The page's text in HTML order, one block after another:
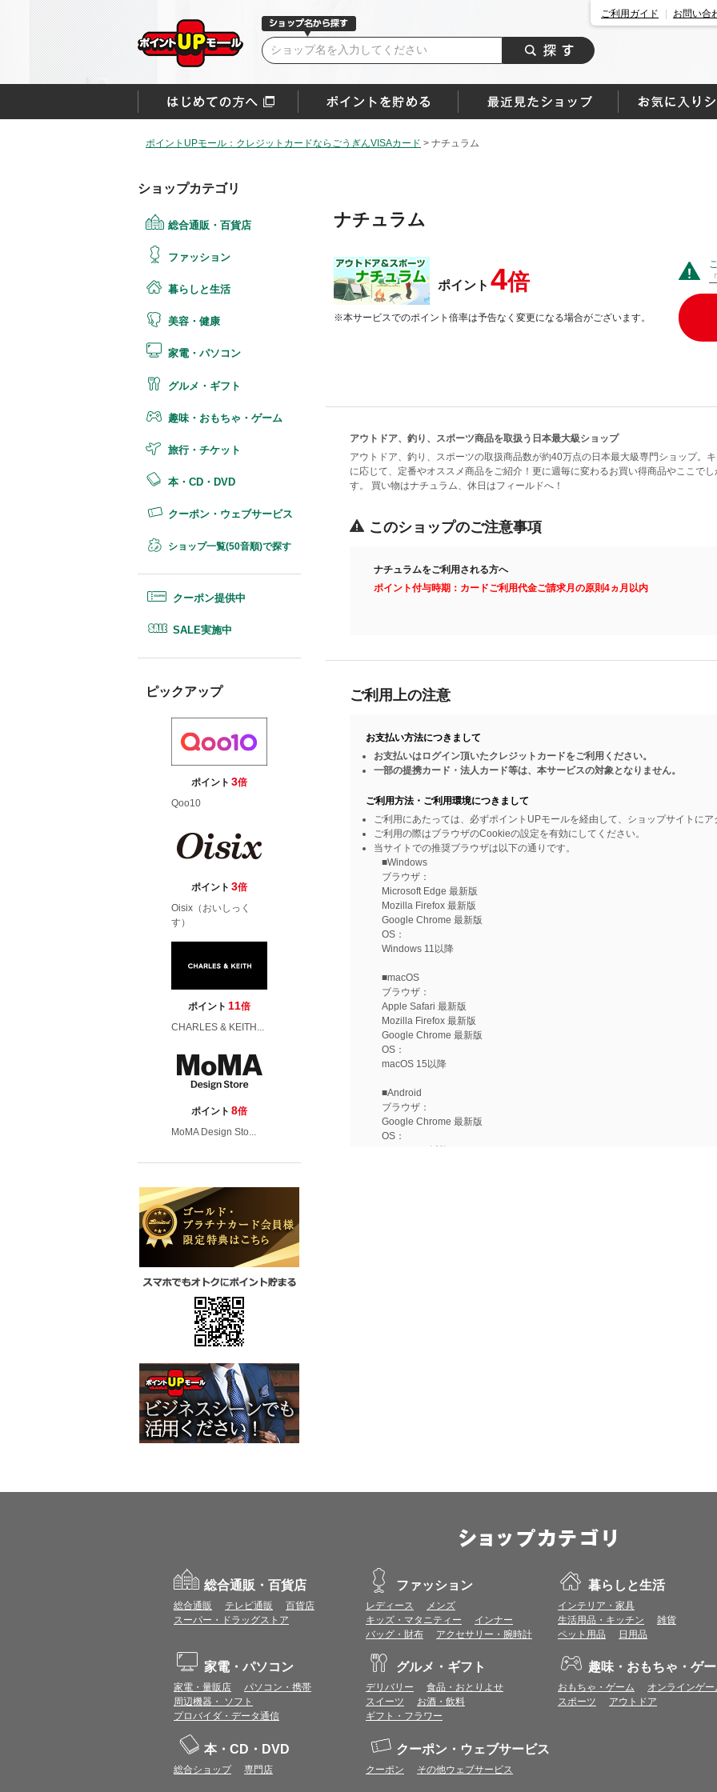
ご利用ガイド お問い合
ポイントUPモール：クレジットカードならごうぎんVISAカード > ナチュラム
ショップカテゴリ
総合通販・百貨店
ファッション
暮らしと生活
美容・健康
家電・パソコン
グルメ・ギフト
趣味・おもちゃ・ゲーム
旅行・チケット
本・CD・DVD
クーポン・ウェブサービス
ショップ一覧(50音順)で探す
クーポン提供中
SALE実施中
ピックアップ
ポイント 3倍
Qoo10
ポイント 3倍
Oisix（おいしっく
す）
ポイント 11倍
CHARLES & KEITH...
ポイント 8倍
MoMA Design Sto...
ナチュラム
ポイント 4倍
※本サービスでのポイント倍率は予告なく変更になる場合がございます。
アウトドア、釣り、スポーツ商品を取扱う日本最大級ショップ
アウトドア、釣り、スポーツの取扱商品数が約40万点の日本最大級専門ショップ。
に応じて、定番やオススメ商品をご紹介！更に週毎に変わるお買い得商品やここで
す。 買い物はナチュラム、休日はフィールドへ！
このショップのご注意事項
ナチュラムをご利用される方へ
ポイント付与時期：カードご利用代金ご請求月の原則4ヵ月以内
ご利用上の注意
お支払い方法につきまして
お支払いはログイン頂いたクレジットカードをご利用ください。
一部の提携カード・法人カード等は、本サービスの対象となりません。
ご利用方法・ご利用環境につきまして
ご利用にあたっては、必ずポイントUPモールを経由して、ショップサイトにア
ご利用の際はブラウザのCookieの設定を有効にしてください。
当サイトでの推奨ブラウザは以下の通りです。
■Windows
ブラウザ：
Microsoft Edge 最新版
Mozilla Firefox 最新版
Google Chrome 最新版
OS：
Windows 11以降
■macOS
ブラウザ：
Apple Safari 最新版
Mozilla Firefox 最新版
Google Chrome 最新版
OS：
macOS 15以降
■Android
ブラウザ：
Google Chrome 最新版
OS：
Android 15以降
商品購入後、購入内容等に変更があった場合は、プレミアムポイント付与の対
商品をキャンセル・返品した場合は、プレミアムポイント付与の対象となりませ
プレミアムポイントはワールドプレゼントのポイントとして景品等に交換できま
一部対象外となるサービスがあります。
ワールドプレゼントのお問合せの際は各ショップが発行する注文番号等が必要
に届く注文番号等の記載のあるメールを必ず保管してください。
各ショップのアプリ上で購入した場合はポイントUPの対象外となります。
トへ遷移する場合がございますが、その場合も対象外となる可能性があります。
お気に入りショップについて
お気に入りに登録すると、以降、ショップ詳細ページ（ポイント付与条件確認
ら直接ショップサイトへアクセスすることができます。
お気に入りに登録したショップは、トップページ等の画面左側のお気に入りシ
（一部画面では表示されない場合があります。）
お気に入りショップからショップサイトへアクセスする場合、
総合通販・百貨店
総合通販 テレビ通販
百貨店
スーパー・ドラッグストア
ファッション
レディース
メンズ
キッズ・マタニティー
インナー
バッグ・財布
アクセサリー・腕時計
暮らしと生活
インテリア・家具
生活用品・キッチン
雑貨
ペット用品
日用品
家電・パソコン
家電・量販店
パソコン・携帯
周辺機器・ ソフト
プロバイダ・データ通信
グルメ・ギフト
デリバリー
食品・おとりよせ
スイーツ
お酒・飲料
ギフト・フラワー
趣味・おもちゃ・ゲ
おもちゃ・ゲーム
オンラインゲー
スポーツ
アウトドア
本・CD・DVD
総合ショップ 専門店
クーポン・ウェブサービス
クーポン その他ウェブサービス